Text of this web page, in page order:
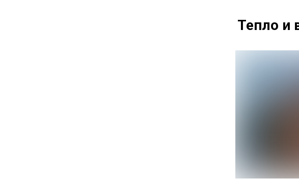
Тепло и